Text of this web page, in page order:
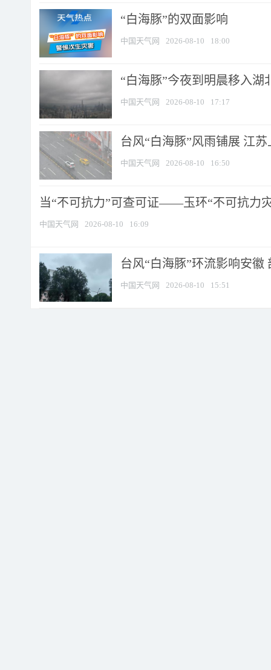
​“白海豚”的双面影响
中国天气网 2026-08-10 18:00
“白海豚”今夜到明晨移入湖
中国天气网 2026-08-10 17:17
台风“白海豚”风雨铺展 江
中国天气网 2026-08-10 16:50
当“不可抗力”可查可证——玉环“不可抗力
中国天气网 2026-08-10 16:09
台风“白海豚”环流影响安
中国天气网 2026-08-10 15:51